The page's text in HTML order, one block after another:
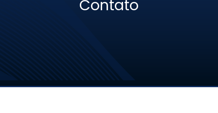
Contato